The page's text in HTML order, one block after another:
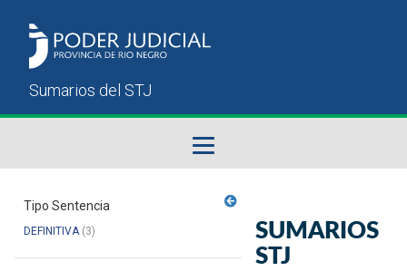
Sumarios del STJ
Tipo Sentencia
DEFINITIVA(3)
SUMARIOS
STJ